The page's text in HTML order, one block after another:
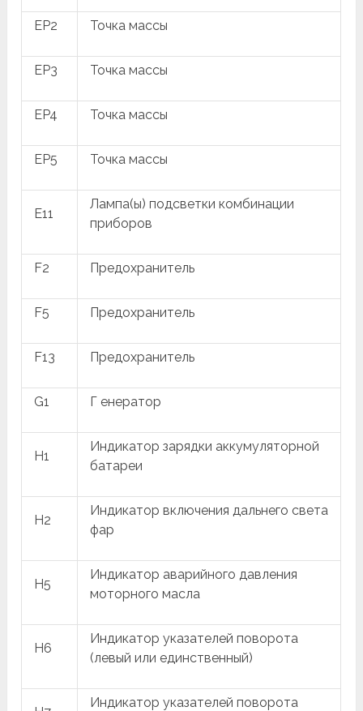
EP2 Точка массы
EP3 Точка массы
EP4 Точка массы
EP5 Точка массы
E11
Лампа(ы) подсветки комбинации
приборов
F2 Предохранитель
F5 Предохранитель
F13 Предохранитель
G1 Г енератор
H1
Индикатор зарядки аккумуляторной
батареи
H2
Индикатор включения дальнего света
фар
H5
Индикатор аварийного давления
моторного масла
H6
Индикатор указателей поворота
(левый или единственный)
Индикатор указателей поворота